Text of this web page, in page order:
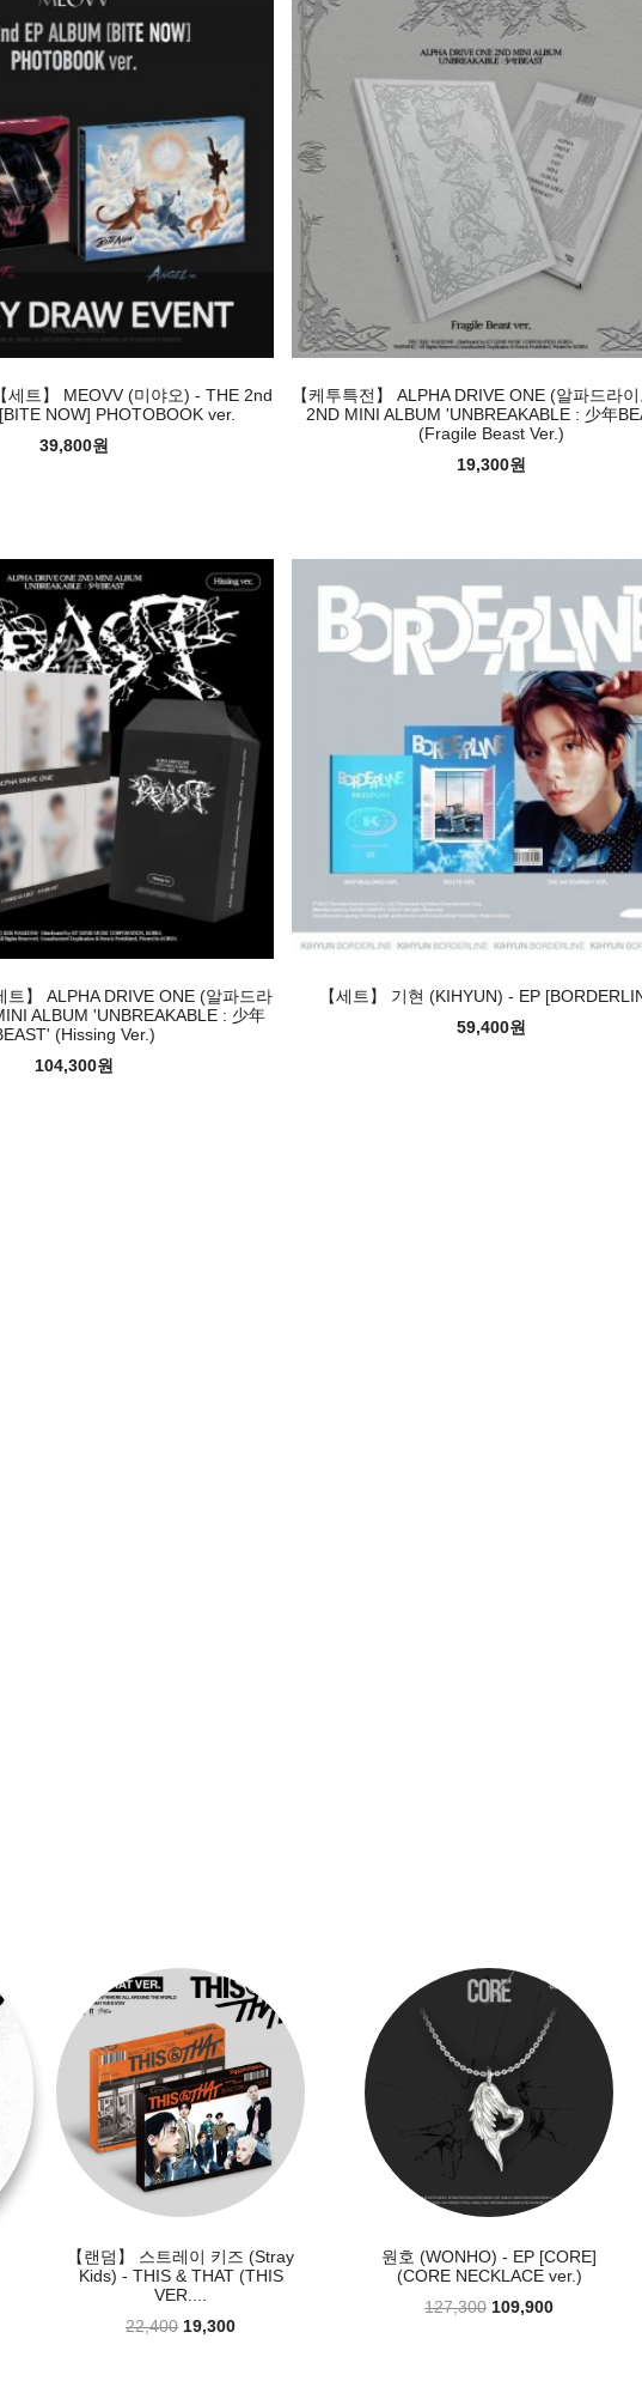
세트】 MEOVV (미야오) - THE 2nd
NOW] PHOTOBOOK ver.
39,800원
【케투특전】 ALPHA DRIVE ONE (알파드라
2ND MINI ALBUM 'UNBREAKABLE : 少年
(Fragile Beast Ver.)
19,300원
트】 ALPHA DRIVE ONE (알파드라
ALBUM 'UNBREAKABLE : 少年
(Hissing Ver.)
104,300원
【세트】 기현 (KIHYUN) - EP
59,400원
【랜덤】 스트레이 키즈 (Stray
Kids) - THIS & THAT (THIS
VER....
22,400 19,300
원호 (WONHO) - EP [CORE]
(CORE NECKLACE ver.)
127,300 109,900